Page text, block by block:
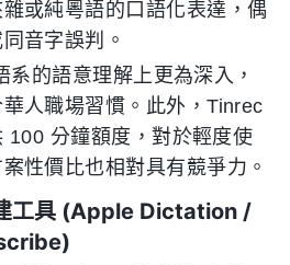
或純粵語的口語化表達，偶
音字誤判。
系的語意理解上更為深入，
人職場習慣。此外，Tinrec
100 分鐘額度，對於輕度使
性價比也相對具有競爭力。
工具 (Apple Dictation /